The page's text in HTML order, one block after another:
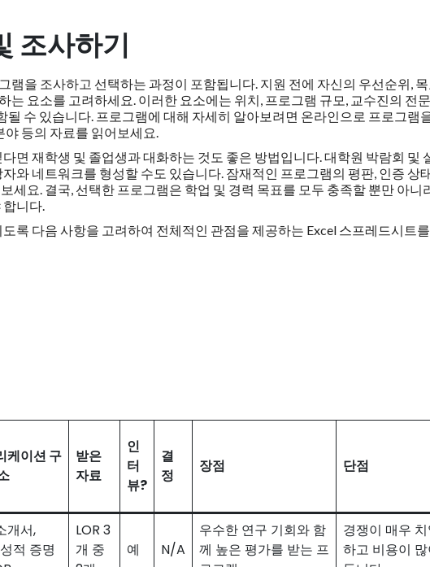
조사하기
램을 조사하고 선택하는 과정이 포함됩니다. 지원 전에 자신의 우선순위,
는 요소를 고려하세요. 이러한 요소에는 위치, 프로그램 규모, 교수진의 전
될 수 있습니다. 프로그램에 대해 자세히 알아보려면 온라인으로 프로그램
야 등의 자료를 읽어보세요.
면 재학생 및 졸업생과 대화하는 것도 좋은 방법입니다. 대학원 박람회 및
와 네트워크를 형성할 수도 있습니다. 잠재적인 프로그램의 평판, 인증 상
세요. 결국, 선택한 프로그램은 학업 및 경력 목표를 모두 충족할 뿐만 아니
합니다.
록 다음 사항을 고려하여 전체적인 관점을 제공하는 Excel 스프레드시트
케이션 구
받은
자료
인
터
뷰?
결
정
장점 단점
개서,
적 증명
LOR 3
개 중
예 N/A
우수한 연구 기회와 함
께 높은 평가를 받는 프
경쟁이 매우
하고 비용이